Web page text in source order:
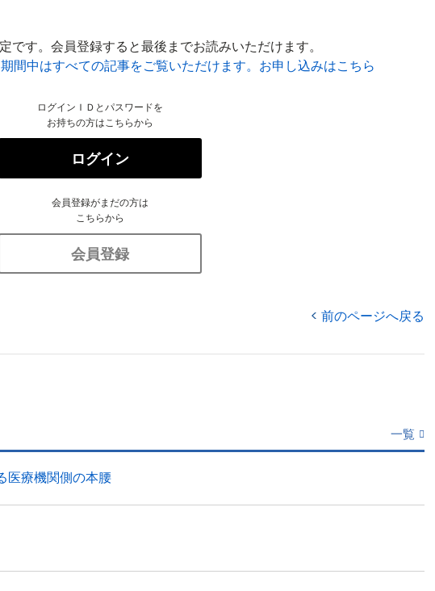
です。会員登録すると最後までお読みいただけます。
間中はすべての記事をご覧いただけます。お申し込みはこちら
ログインＩＤとパスワードを
お持ちの方はこちらから
ログイン
会員登録がまだの方は
こちらから
会員登録
前のページへ戻る
一覧
医療機関側の本腰